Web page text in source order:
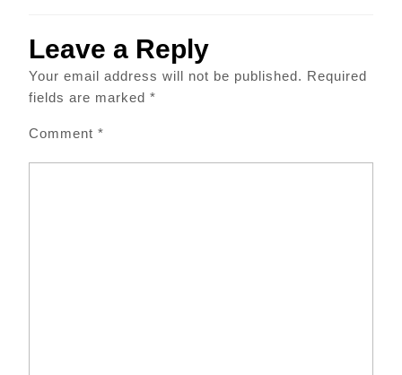
Leave a Reply
Your email address will not be published. Required
fields are marked *
Comment *